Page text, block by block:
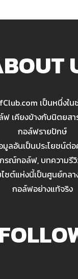
เป็นหนึ่งใน
ฟ เคียงข้างกับนิตยส
กอล์ฟรายปักษ์
มูลอันเป็นประโยชน์ต่
กรณ์กอล์ฟ, บทความรี
ไซต์แห่งนี้เป็นศูนย์ก
กอล์ฟอย่างแท้จริง